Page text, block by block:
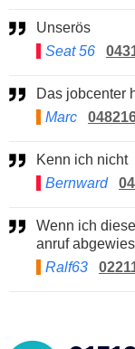
Unserös
Seat 56
Das
Marc
Kenn ich nicht
Bernward
Wenn ich diese telefonnummer zurückrufe wird mein
anruf
Ralf63